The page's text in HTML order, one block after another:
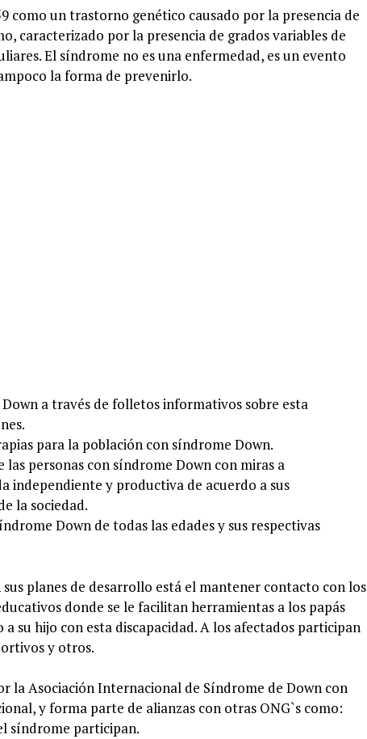
como un trastorno genético causado por la presencia de
caracterizado por la presencia de grados variables de
El síndrome no es una enfermedad, es un evento
la forma de prevenirlo.
a través de folletos informativos sobre esta
para la población con síndrome Down.
personas con síndrome Down con miras a
independiente y productiva de acuerdo a sus
la sociedad.
Down de todas las edades y sus respectivas
planes de desarrollo está el mantener contacto con los
donde se le facilitan herramientas a los papás
su hijo con esta discapacidad. A los afectados participan
y otros.
la Asociación Internacional de Síndrome de Down con
y forma parte de alianzas con otras ONG`s como:
síndrome participan.